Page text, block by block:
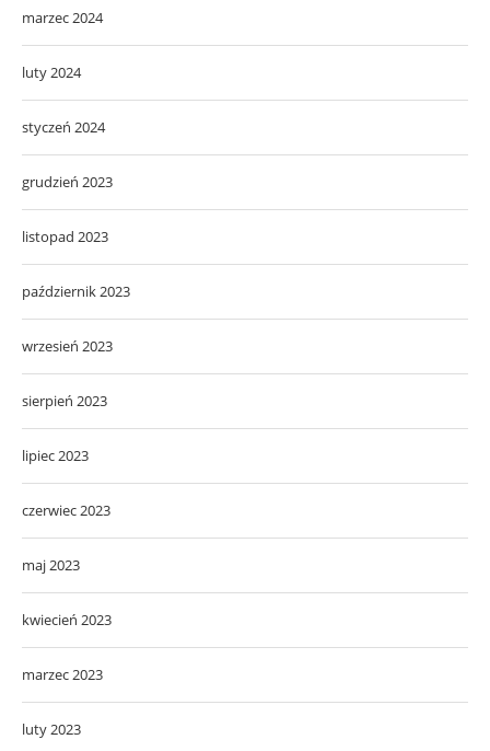
marzec 2024
luty 2024
styczeń 2024
grudzień 2023
listopad 2023
październik 2023
wrzesień 2023
sierpień 2023
lipiec 2023
czerwiec 2023
maj 2023
kwiecień 2023
marzec 2023
luty 2023